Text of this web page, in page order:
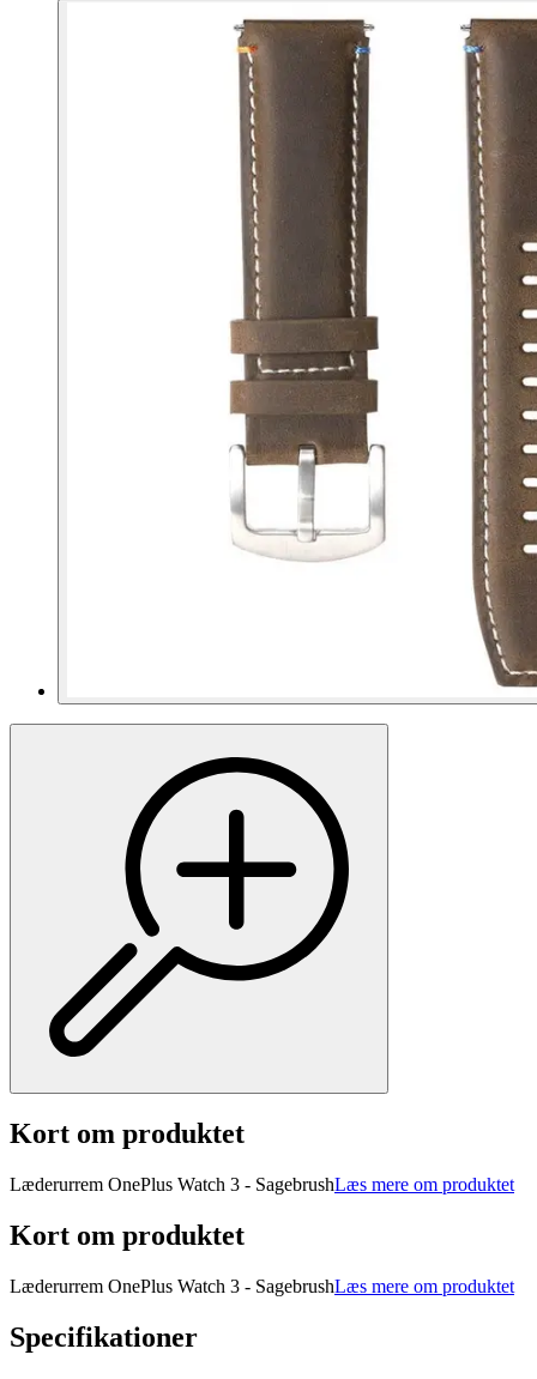
Kort om produktet
Læderurrem OnePlus Watch 3 - SagebrushLæs mere om produktet
Kort om produktet
Læderurrem OnePlus Watch 3 - SagebrushLæs mere om produktet
Specifikationer